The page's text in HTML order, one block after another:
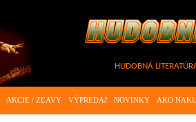
HUDOBNÁ
AKCIE / ZĽAVY VÝPREDAJ NOVINKY AKO